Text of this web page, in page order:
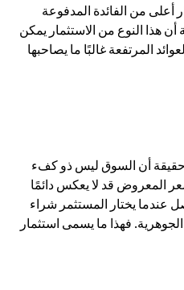
أعلى من الفائدة المدفوعة
هذا النوع من الاستثمار يمكن
المرتفعة غالبًا ما يصاحبها
حقيقة أن السوق ليس ذو كفء
المعروض قد لا يعكس دائمًا
عندما يختار المستثمر شراء
فهذا ما يسمى استثمار